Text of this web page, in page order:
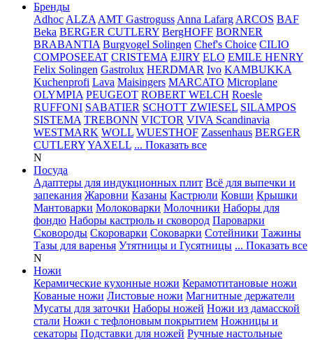
Бренды
Adhoc ALZA AMT Gastroguss Anna Lafarg ARCOS BAF
Beka BERGER CUTLERY BergHOFF BORNER
BRABANTIA Burgvogel Solingen Chef's Choice CILIO
COMPOSEEAT CRISTEMA EJIRY ELO EMILE HENRY
Felix Solingen Gastrolux HERDMAR Ivo KAMBUKKA
Kuchenprofi Lava Maisingers MARCATO Microplane
OLYMPIA PEUGEOT ROBERT WELCH Roesle
RUFFONI SABATIER SCHOTT ZWIESEL SILAMPOS
SISTEMA TREBONN VICTOR VIVA Scandinavia
WESTMARK WOLL WUESTHOF Zassenhaus BERGER
CUTLERYYAXELL ... Показать все
N
Посуда
Адаптеры для индукционных плит Всё для выпечки и
запекания Жаровни Казаны Кастрюли Ковши Крышки
Мантоварки Молоковарки Молочники Наборы для
фондю Наборы кастрюль и сковород Пароварки
Сковороды Скороварки Соковарки Сотейники Тажины
Тазы для варенья Утятницы и Гусятницы ... Показать все
N
Ножи
Керамические кухонные ножи Керамотитановые ножи
Кованые ножи Листовые ножи Магнитные держатели
Мусаты для заточки Наборы ножей Ножи из дамасской
стали Ножи с тефлоновым покрытием Ножницы и
секаторы Подставки для ножей Ручные настольные